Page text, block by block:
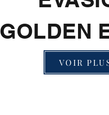
GOLDEN
VOIR